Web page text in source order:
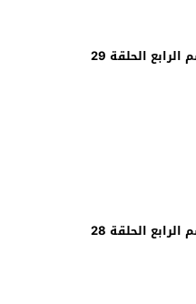
الحلقة 29
الحلقة 28